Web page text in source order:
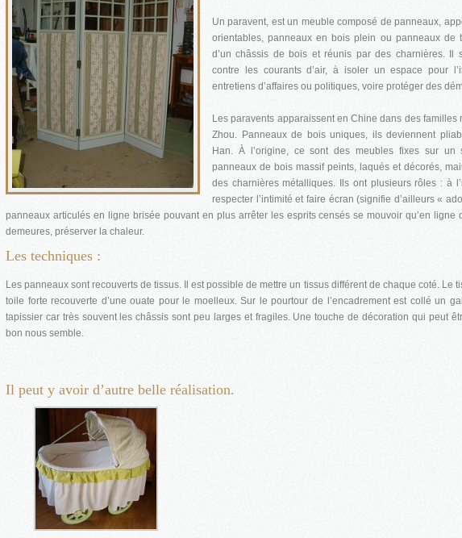
Un paravent, est un meuble composé de panneaux,
orientables, panneaux en bois plein ou panneaux de
d’un châssis de bois et réunis par des charnières. Il
contre les courants d’air, à isoler un espace pour
entretiens d’affaires ou politiques, voire protéger des
Les paravents apparaissent en Chine dans des familles
Zhou. Panneaux de bois uniques, ils deviennent
Han. À l’origine, ce sont des meubles fixes sur un
panneaux de bois massif peints, laqués et décorés,
des charnières métalliques. Ils ont plusieurs rôles : à
respecter l’intimité et faire écran (signifie d’ailleurs «
panneaux articulés en ligne brisée pouvant en plus arrêter les esprits censés se mouvoir qu’en ligne
demeures, préserver la chaleur.
Les techniques :
Les panneaux sont recouverts de tissus. Il est possible de mettre un tissus différent de chaque coté. Le
toile forte recouverte d’une ouate pour le moelleux. Sur le pourtour de l’encadrement est collé un
tapissier car très souvent les châssis sont peu larges et fragiles. Une touche de décoration qui peut
bon nous semble.
Il peut y avoir d’autre belle réalisation.